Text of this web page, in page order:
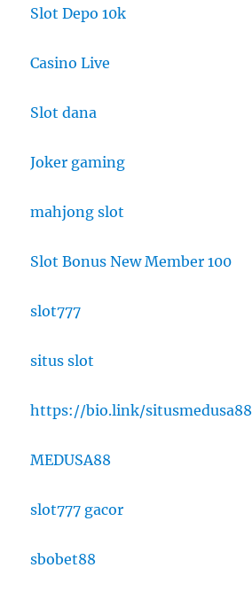
Slot Depo 10k
Casino Live
Slot dana
Joker gaming
mahjong slot
Slot Bonus New Member 100
slot777
situs slot
https://bio.link/situsmedusa88
MEDUSA88
slot777 gacor
sbobet88